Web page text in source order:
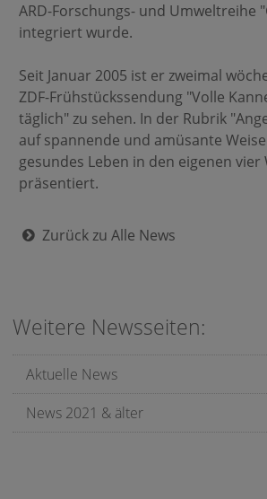
ARD-Forschungs- und Umweltreihe
integriert wurde.
Seit Januar 2005 ist er zweimal
ZDF-Frühstückssendung "Volle
täglich" zu sehen. In der Rubrik
auf spannende und amüsante
gesundes Leben in den eigenen vier
präsentiert.
Zurück zu Alle News
Weitere Newsseiten:
Aktuelle News
News 2021 & älter